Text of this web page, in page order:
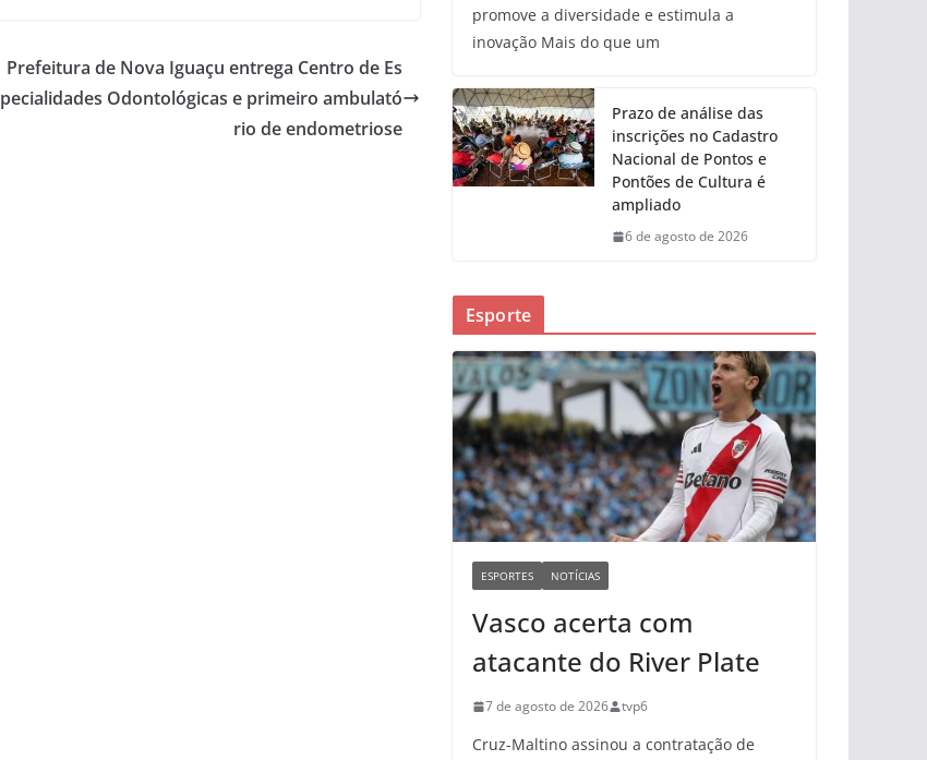
Prefeitura de Nova Iguaçu entrega Centro de Es
pecialidades Odontológicas e primeiro ambulató
rio de endometriose
promove a diversidade e estimula a
inovação Mais do que um
Prazo de análise das
inscrições no Cadastro
Nacional de Pontos e
Pontões de Cultura é
ampliado
6 de agosto de 2026
Esporte
ESPORTES NOTÍCIAS
Vasco acerta com
atacante do River Plate
7 de agosto de 2026 tvp6
Cruz-Maltino assinou a contratação de